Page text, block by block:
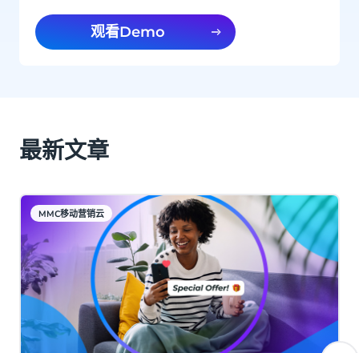
观看Demo
最新文章
MMC移动营销云